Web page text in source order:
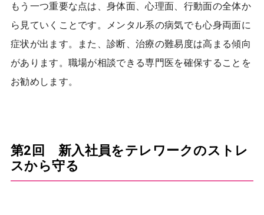
もう一つ重要な点は、身体面、心理面、行動面の全体か
ら見ていくことです。メンタル系の病気でも心身両面に
症状が出ます。また、診断、治療の難易度は高まる傾向
があります。職場が相談できる専門医を確保することを
お勧めします。
第2回 新入社員をテレワークのストレ
スから守る